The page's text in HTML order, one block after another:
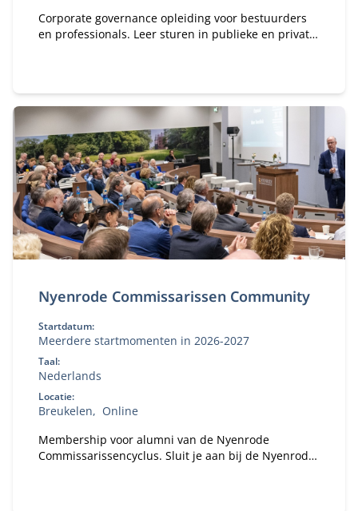
Corporate governance opleiding voor bestuurders
en professionals. Leer sturen in publieke en private
Nyenrode Commissarissen Community
Startdatum:
Meerdere startmomenten in 2026-2027
Taal:
Nederlands
Locatie:
Breukelen
Online
Membership voor alumni van de Nyenrode
Commissarissencyclus. Sluit je aan bij de Nyenrode